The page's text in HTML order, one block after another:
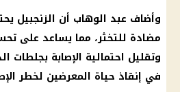
وأضاف عبد الوهاب أن الزنجبيل
مضادة للتخثر، مما يساعد على
وتقليل احتمالية الإصابة بجلطات
في إنقاذ حياة المعرضين لخطر